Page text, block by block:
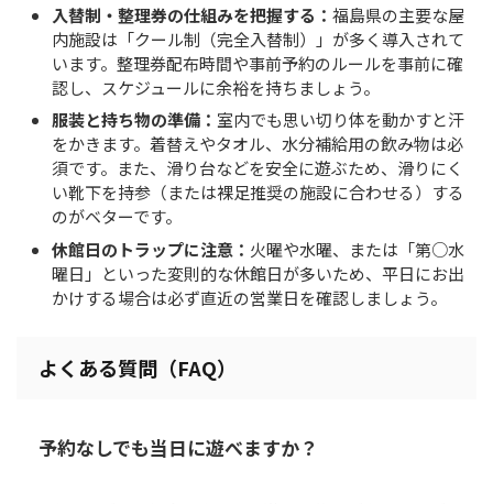
入替制・整理券の仕組みを把握する： 福島県の主要な屋
内施設は「クール制（完全入替制）」が多く導入されて
います。整理券配布時間や事前予約のルールを事前に確
認し、スケジュールに余裕を持ちましょう。
服装と持ち物の準備： 室内でも思い切り体を動かすと汗
をかきます。着替えやタオル、水分補給用の飲み物は必
須です。また、滑り台などを安全に遊ぶため、滑りにく
い靴下を持参（または裸足推奨の施設に合わせる）する
のがベターです。
休館日のトラップに注意： 火曜や水曜、または「第○水
曜日」といった変則的な休館日が多いため、平日にお出
かけする場合は必ず直近の営業日を確認しましょう。
よくある質問（FAQ）
予約なしでも当日に遊べますか？